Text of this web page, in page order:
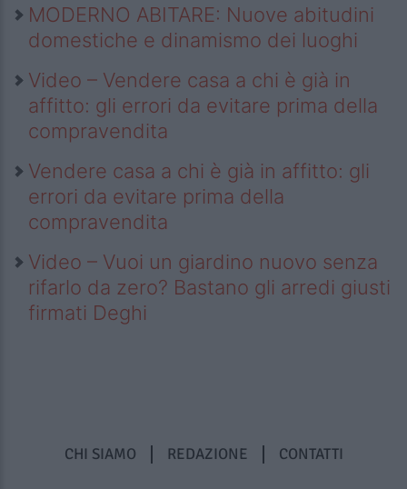
MODERNO ABITARE: Nuove abitudini
domestiche e dinamismo dei luoghi
Video – Vendere casa a chi è già in
affitto: gli errori da evitare prima della
compravendita
Vendere casa a chi è già in affitto: gli
errori da evitare prima della
compravendita
Video – Vuoi un giardino nuovo senza
rifarlo da zero? Bastano gli arredi giusti
firmati Deghi
CHI SIAMO REDAZIONE CONTATTI